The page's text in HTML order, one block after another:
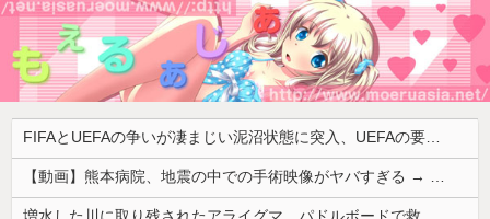
FIFAとUEFAの争いが凄まじい泥沼状態に突入、UEFAの要求を呑んだFIFAだったがUEFA側は強硬姿勢を崩さず……
【動画】熊本病院、地震の中での手術映像がヤバすぎる → 医療機器が飛び交う激震の中で患者を全身で庇う医師らの咄嗟の行動に世界中から絶賛の嵐